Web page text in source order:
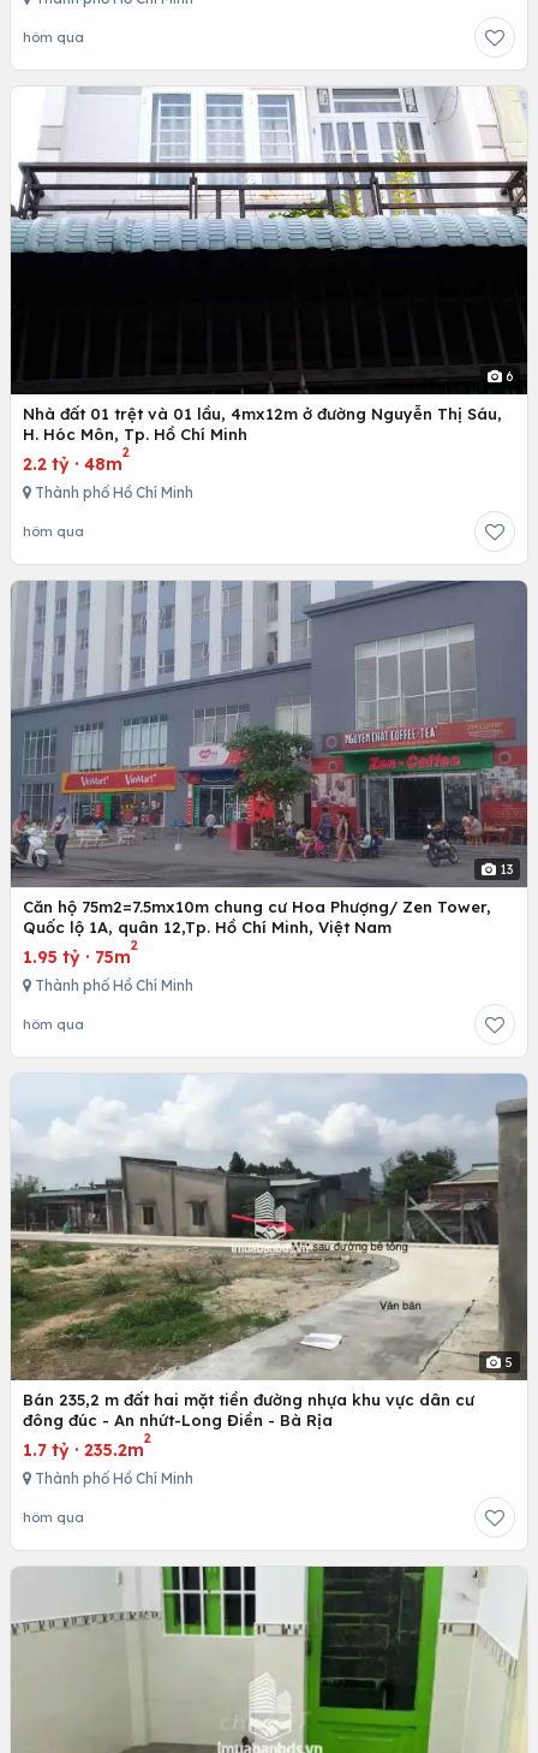
hôm qua
6
Nhà đất 01 trệt và 01 lầu, 4mx12m ở đường Nguyễn Thị Sáu,
H. Hóc Môn, Tp. Hồ Chí Minh
2.2 tỷ · 48m
2
Thành phố Hồ Chí Minh
hôm qua
13
Căn hộ 75m2=7.5mx10m chung cư Hoa Phượng/ Zen Tower,
Quốc lộ 1A, quân 12,Tp. Hồ Chí Minh, Việt Nam
1.95 tỷ · 75m
2
Thành phố Hồ Chí Minh
hôm qua
5
Bán 235,2 m đất hai mặt tiền đường nhựa khu vực dân cư
đông đúc - An nhứt-Long Điền - Bà Rịa
1.7 tỷ · 235.2m
2
Thành phố Hồ Chí Minh
hôm qua